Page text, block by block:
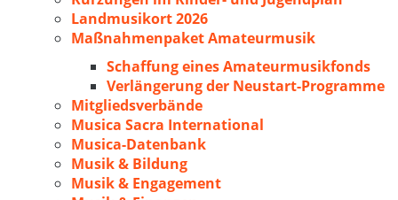
Landmusikort 2026
Maßnahmenpaket Amateurmusik
Schaffung eines Amateurmusikfonds
Verlängerung der Neustart-Programme
Mitgliedsverbände
Musica Sacra International
Musica-Datenbank
Musik & Bildung
Musik & Engagement